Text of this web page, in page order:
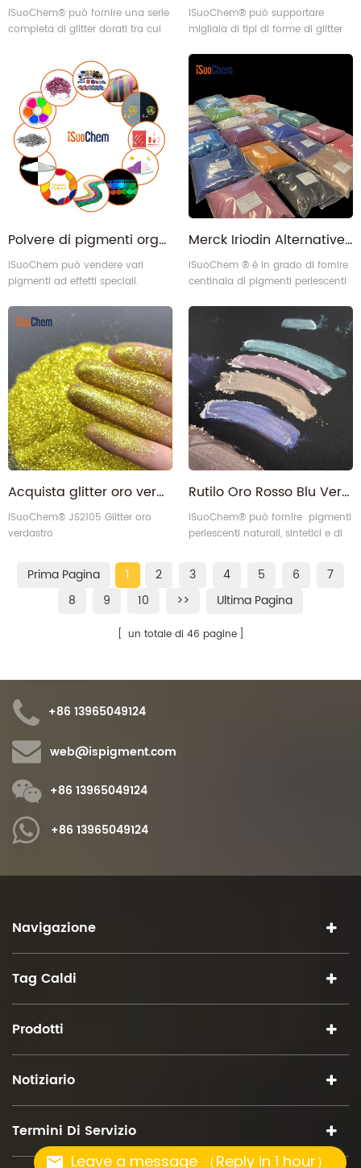
Leave a message （Reply in 1 hour）
iSuoChem® può fornire una serie
completa di glitter dorati tra cui
glitter oro champagne, glitter oro
argento, glitter verde e oro, glitter
rosa oro rosa, glitter viola e oro,
glitter oro giallo, oro amazzonico
glitter, glitter dorati sciolti, polvere
glitter oro rosa, glitter dorati
olografici, glitter giallo do6
iSuoChem® può supportare
migliaia di tipi di forme di glitter
oro, arcobaleno, olografico,
fluorescente, rosso, verde, blu,
viola, marrone, rosa.
Polvere di pigmenti organici inorganici riflettenti termocromici in alluminio con vari effetti perlati
iSuoChem può vendere vari
pigmenti ad effetti speciali.
Merck Iriodin Alternative Pearl lustre Color Pigmento perlescente per plastiche con vernice a inchiostro
iSuoChem ® è in grado di fornire
centinaia di pigmenti perlescenti
possono essere equivalenti al
pigmento perlescente Merck
Iriodin Color.
Acquista glitter oro verde brillante metallizzato extra fine in grandi quantità
iSuoChem® JS2105 Glitter oro
verdastro
Rutilo Oro Rosso Blu Verde Viola Interferenza Pigmento Perlescente
iSuoChem® può fornire pigmenti
perlescenti naturali, sintetici e di
Prima Pagina 1 2 3 4 5 6
7
8
9 10 >> Ultima Pagina
un totale di 46 pagine
+86 13965049124
web@ispigment.com
+86 13965049124
+86 13965049124
Navigazione
Tag Caldi
Prodotti
Notiziario
Termini Di Servizio